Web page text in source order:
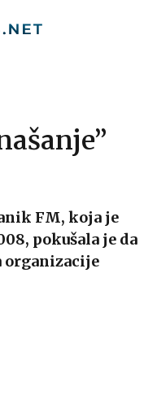
FM, koja je
pokušala je da
organizacije